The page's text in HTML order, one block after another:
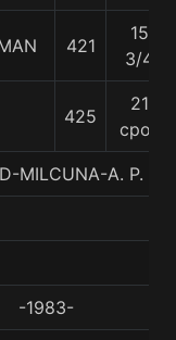
421
15
3/4
425
21
cpos
MILCUNA-A. P.
-1983-